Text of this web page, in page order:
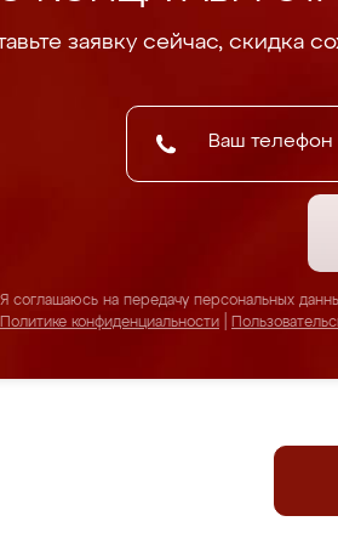
заявку сейчас, скидка
Я соглашаюсь на передачу персональных
Политике конфиденциальности